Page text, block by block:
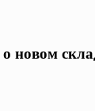
новом